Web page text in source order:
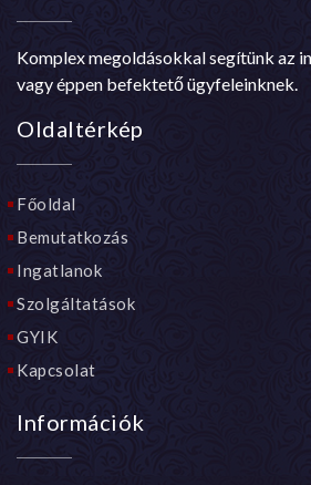
Komplex megoldásokkal segítünk az
vagy éppen befektető ügyfeleinknek.
Oldaltérkép
Főoldal
Bemutatkozás
Ingatlanok
Szolgáltatások
GYIK
Kapcsolat
Információk